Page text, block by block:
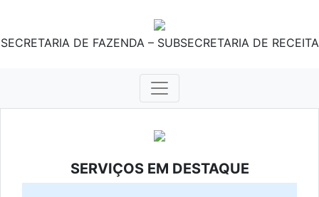
SECRETARIA DE FAZENDA – SUBSECRETARIA DE RECEITA
SERVIÇOS EM DESTAQUE